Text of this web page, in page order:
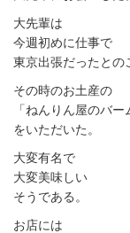
大先輩は
今週初めに仕事で
東京出張だったとの
その時のお土産の
「ねんりん屋のバー
をいただいた。
大変有名で
大変美味しい
そうである。
お店には